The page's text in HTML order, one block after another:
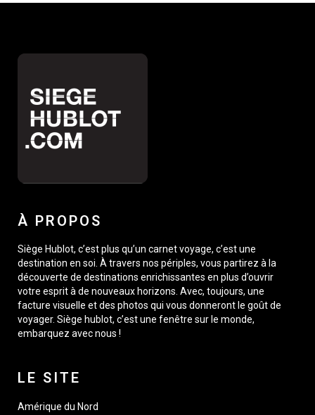
À PROPOS
Siège Hublot, c’est plus qu’un carnet voyage, c’est une
destination en soi. À travers nos périples, vous partirez à la
découverte de destinations enrichissantes en plus d’ouvrir
votre esprit à de nouveaux horizons. Avec, toujours, une
facture visuelle et des photos qui vous donneront le goût de
voyager. Siège hublot, c’est une fenêtre sur le monde,
embarquez avec nous !
LE SITE
Amérique du Nord